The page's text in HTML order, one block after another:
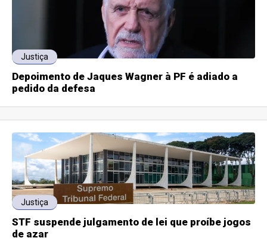
Justiça
Depoimento de Jaques Wagner à PF é adiado a
pedido da defesa
Justiça
STF suspende julgamento de lei que proíbe jogos
de azar